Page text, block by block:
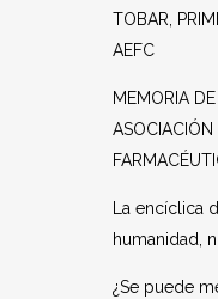
TOBAR,
AEFC
MEMORIA
ASOCIACIÓN
La encíclica
humanidad,
¿Se puede